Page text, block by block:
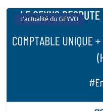
L'actualité du GEYVO